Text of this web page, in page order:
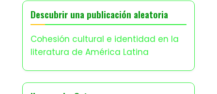
Descubrir una publicación aleatoria
Cohesión cultural e identidad en la
literatura de América Latina